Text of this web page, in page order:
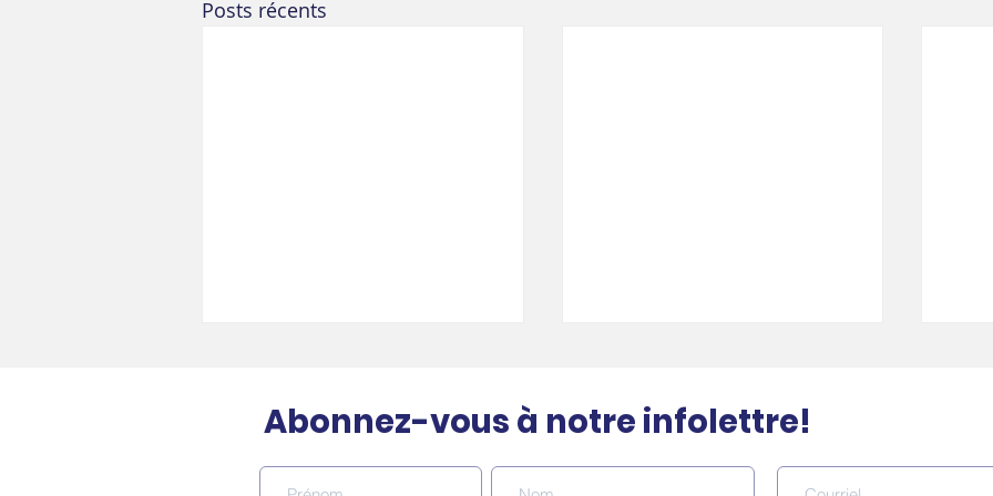
Posts récents
Abonnez-vous à notre infolettre!